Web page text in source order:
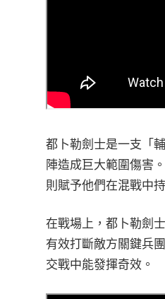
都卜勒劍士是一支「
陣造成巨大範圍傷害
則賦予他們在混戰中
在戰場上，都卜勒劍
有效打斷敵方關鍵兵
交戰中能發揮奇效。